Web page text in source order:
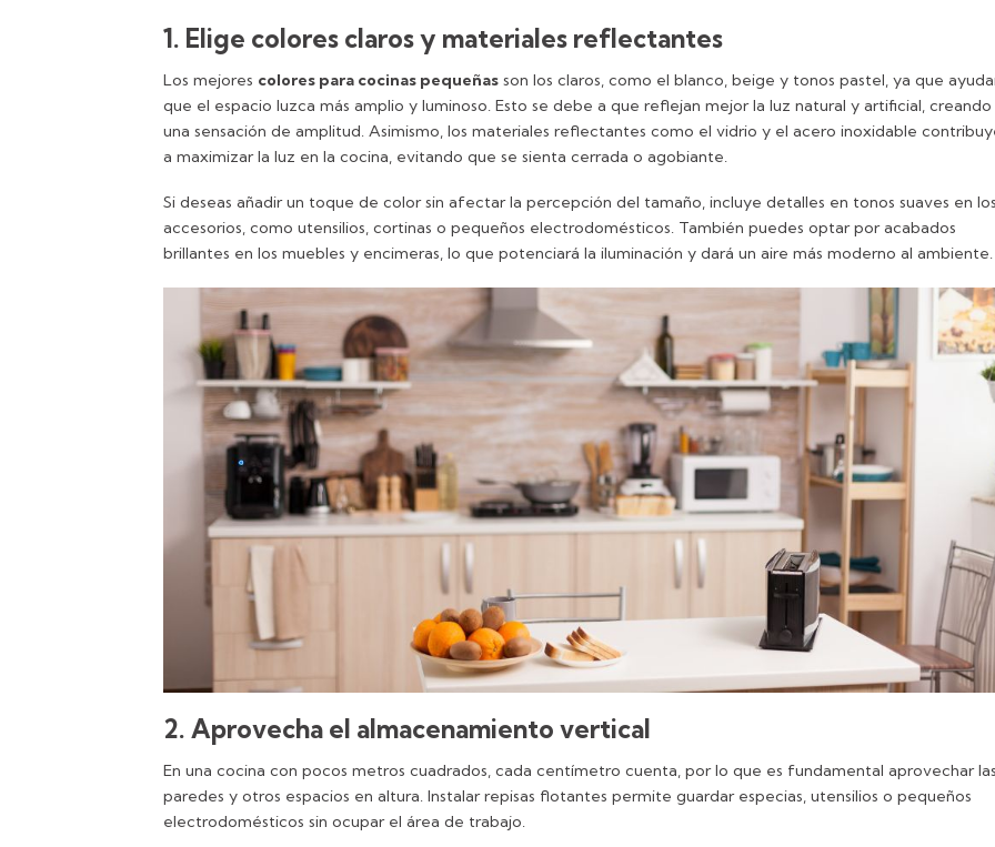
1. Elige colores claros y materiales reflectantes
Los mejores colores para cocinas pequeñas son los claros, como el blanco, beige y tonos pastel, ya que
que el espacio luzca más amplio y luminoso. Esto se debe a que reflejan mejor la luz natural y artificial, creando
una sensación de amplitud. Asimismo, los materiales reflectantes como el vidrio y el acero inoxidable
a maximizar la luz en la cocina, evitando que se sienta cerrada o agobiante.
Si deseas añadir un toque de color sin afectar la percepción del tamaño, incluye detalles en tonos suaves en los
accesorios, como utensilios, cortinas o pequeños electrodomésticos. También puedes optar por acabados
brillantes en los muebles y encimeras, lo que potenciará la iluminación y dará un aire más moderno al ambiente.
2. Aprovecha el almacenamiento vertical
En una cocina con pocos metros cuadrados, cada centímetro cuenta, por lo que es fundamental aprovechar las
paredes y otros espacios en altura. Instalar repisas flotantes permite guardar especias, utensilios o pequeños
electrodomésticos sin ocupar el área de trabajo.